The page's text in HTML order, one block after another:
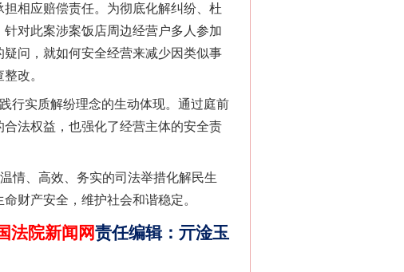
相应赔偿责任。为彻底化解纠纷、杜
对此案涉案饭店周边经营户多人参加
问，就如何安全经营来减少因类似事
改。
实质解纷理念的生动体现。通过庭前
法权益，也强化了经营主体的安全责
情、高效、务实的司法举措化解民生
财产安全，维护社会和谐稳定。
法院新闻网责任编辑： 亓淦玉